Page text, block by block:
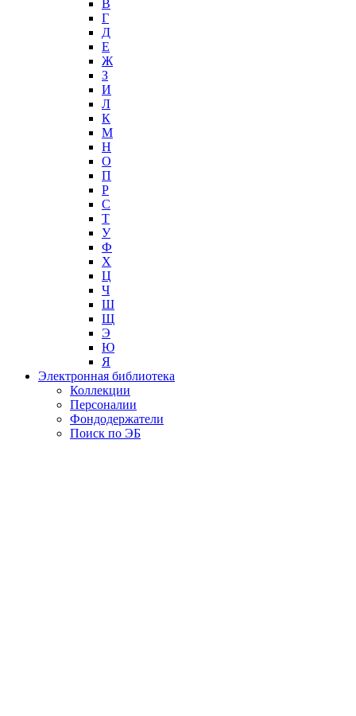
В
Г
Д
Е
Ж
З
И
Л
К
М
Н
О
П
Р
С
Т
У
Ф
Х
Ц
Ч
Ш
Щ
Э
Ю
Я
Электронная библиотека
Коллекции
Персоналии
Фондодержатели
Поиск по ЭБ